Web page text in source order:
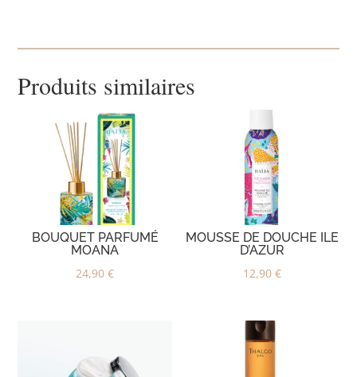
Produits similaires
BOUQUET PARFUMÉ
MOANA
24,90€
MOUSSE DE DOUCHE ILE
D’AZUR
12,90 €